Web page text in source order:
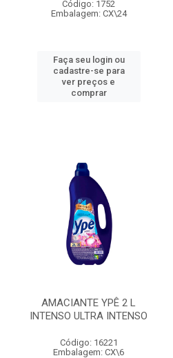
Código: 1752
Embalagem: CX\24
Faça seu login ou
cadastre-se para
ver preços e
comprar
AMACIANTE YPÊ 2 L
INTENSO ULTRA INTENSO
Código: 16221
Embalagem: CX\6